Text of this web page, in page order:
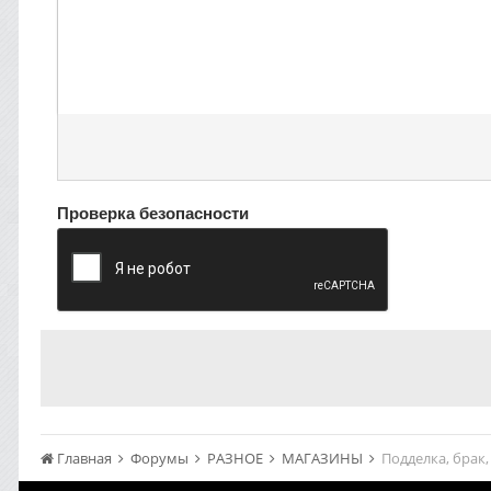
Проверка безопасности
Главная Форумы РАЗНОЕ МАГАЗИНЫ Подделка,